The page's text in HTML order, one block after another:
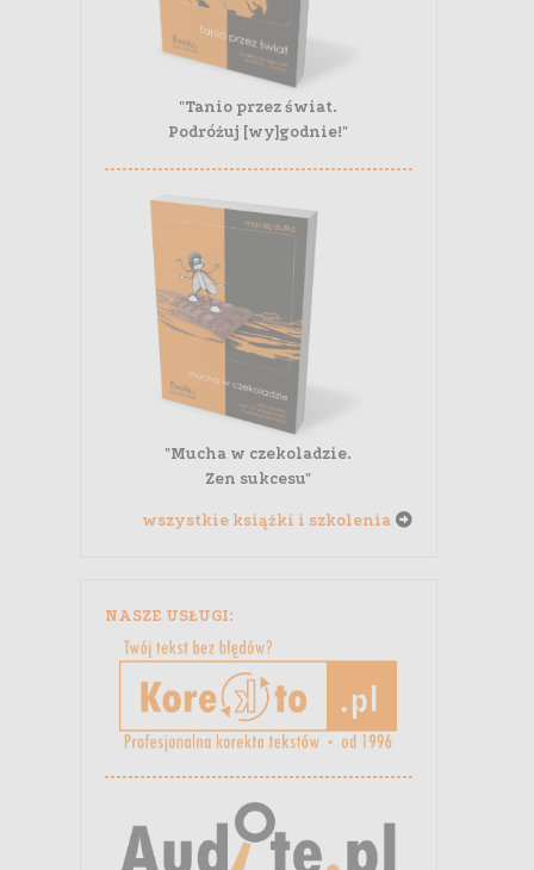
"Tanio przez świat.
Podróżuj [wy]godnie!"
"Mucha w czekoladzie.
Zen sukcesu"
wszystkie książki i szkolenia
NASZE USŁUGI: